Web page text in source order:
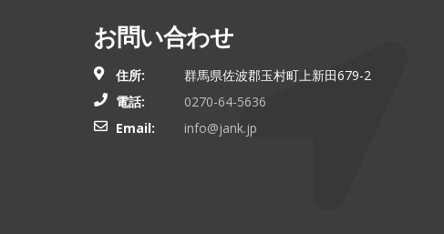
お問い合わせ
住所:
群馬県佐波郡玉村町上新田679-2
電話:
0270-64-5636
Email:
info@jank.jp